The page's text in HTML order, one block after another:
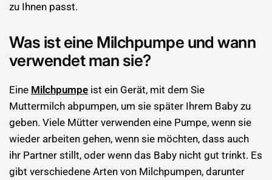
zu Ihnen passt.
Was ist eine Milchpumpe und wann
verwendet man sie?
Eine Milchpumpe ist ein Gerät, mit dem Sie
Muttermilch abpumpen, um sie später Ihrem Baby zu
geben. Viele Mütter verwenden eine Pumpe, wenn sie
wieder arbeiten gehen, wenn sie möchten, dass auch
ihr Partner stillt, oder wenn das Baby nicht gut trinkt. Es
gibt verschiedene Arten von Milchpumpen, darunter